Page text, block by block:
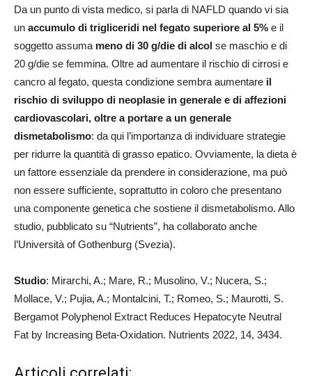
Da un punto di vista medico, si parla di NAFLD quando vi sia
un accumulo di trigliceridi nel fegato superiore al 5% e il
soggetto assuma meno di 30 g/die di alcol se maschio e di
20 g/die se femmina. Oltre ad aumentare il rischio di cirrosi e
cancro al fegato, questa condizione sembra aumentare il
rischio di sviluppo di neoplasie in generale e di affezioni
cardiovascolari, oltre a portare a un generale
dismetabolismo: da qui l’importanza di individuare strategie
per ridurre la quantità di grasso epatico. Ovviamente, la dieta è
un fattore essenziale da prendere in considerazione, ma può
non essere sufficiente, soprattutto in coloro che presentano
una componente genetica che sostiene il dismetabolismo. Allo
studio, pubblicato su “Nutrients”, ha collaborato anche
l’Università of Gothenburg (Svezia).
Studio: Mirarchi, A.; Mare, R.; Musolino, V.; Nucera, S.;
Mollace, V.; Pujia, A.; Montalcini, T.; Romeo, S.; Maurotti, S.
Bergamot Polyphenol Extract Reduces Hepatocyte Neutral
Fat by Increasing Beta-Oxidation. Nutrients 2022, 14, 3434.